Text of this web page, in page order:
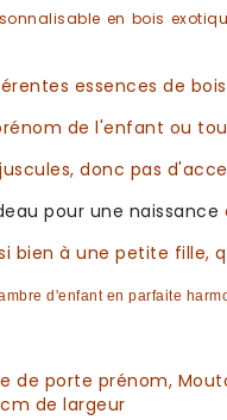
en bois
essences de
de l'enfant ou
donc pas
pour une naissance
bien à une petite fille,
d'enfanten parfaite
de porte prénom,
de largeur